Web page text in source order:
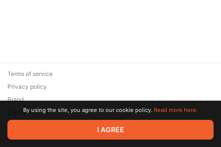
© 2026 Zaya Solutions Limited. All rights reserved. All trademarks
are the property of their respective owners.
Terms of service
Privacy policy
Brand
SupportBy using the site, you agree to our cookie policy. Read more here.
I AGREE